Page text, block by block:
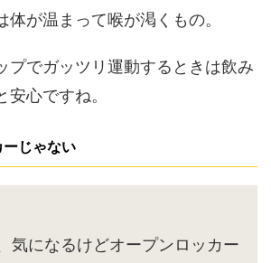
体が温まって喉が渇くもの。
プでガッツリ運動するときは飲み
心ですね。
じゃない
気になるけどオープンロッカー